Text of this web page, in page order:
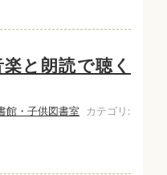
楽と朗読で聴く
館・子供図書室 カテゴリ: